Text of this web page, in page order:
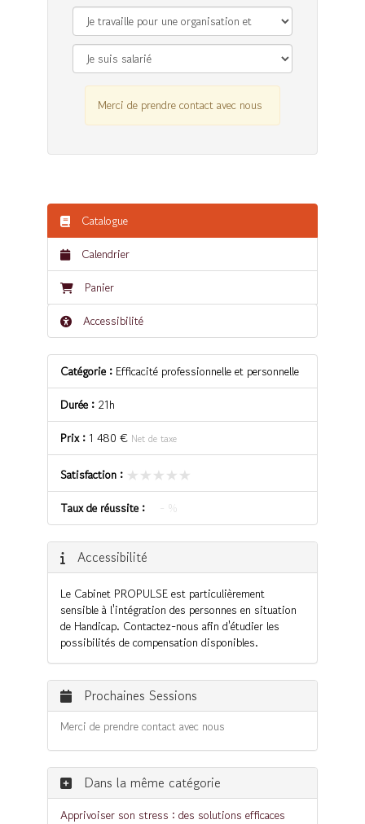
Merci de prendre contact avec nous
Catalogue
Calendrier
Panier
Accessibilité
Catégorie : Efficacité professionnelle et personnelle
Durée :21h
Prix : 1 480 € Net de taxe
Satisfaction : ★★★★★
★★★★★
Taux de réussite : - %
Accessibilité
Le Cabinet PROPULSE est particulièrement
sensible à l'intégration des personnes en situation
de Handicap. Contactez-nous afin d'étudier les
possibilités de compensation disponibles.
Prochaines Sessions
Merci de prendre contact avec nous
Dans la même catégorie
Apprivoiser son stress : des solutions efficaces